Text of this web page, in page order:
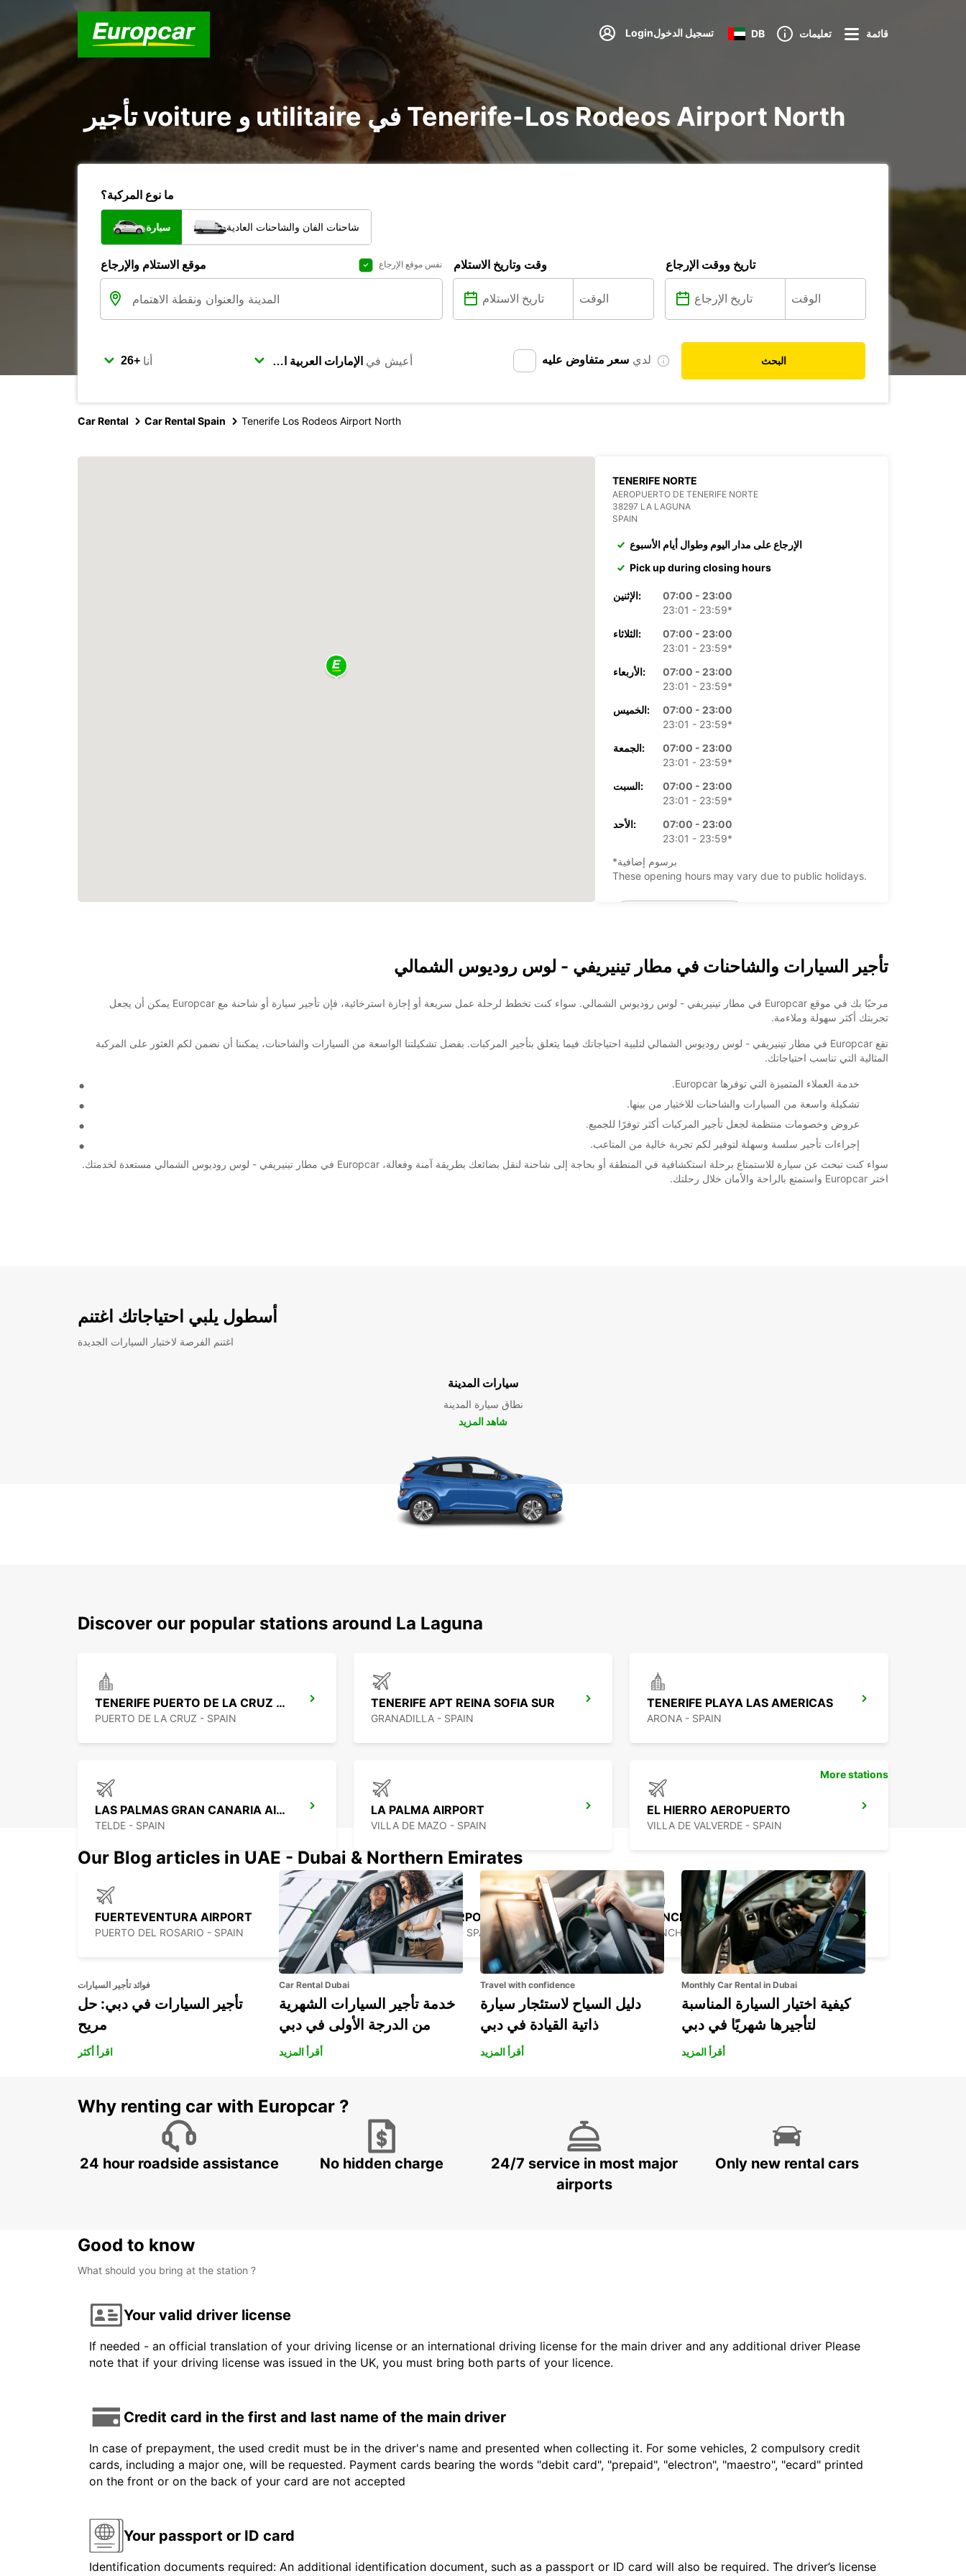
Loginتسجيل الدخول DB تعليمات قائمة
تأجير voiture و utilitaire في Tenerife-Los Rodeos Airport North
ما نوع المركبة؟
سيارة شاحنات الفان والشاحنات العادية
موقع الاستلام والإرجاع نفس موقع الإرجاع وقت وتاريخ الاستلام تاريخ ووقت الإرجاع
أنا أعيش في لدي سعر متفاوض عليه البحث
Car Rental Car Rental Spain Tenerife Los Rodeos Airport North
TENERIFE NORTE
AEROPUERTO DE TENERIFE NORTE
38297 LA LAGUNA
SPAIN
الإرجاع على مدار اليوم وطوال أيام الأسبوع
Pick up during closing hours
الإثنين:
07:00 - 23:00
23:01 - 23:59*
الثلاثاء:
07:00 - 23:00
23:01 - 23:59*
الأربعاء:
07:00 - 23:00
23:01 - 23:59*
الخميس:
07:00 - 23:00
23:01 - 23:59*
الجمعة:
07:00 - 23:00
23:01 - 23:59*
السبت:
07:00 - 23:00
23:01 - 23:59*
الأحد:
07:00 - 23:00
23:01 - 23:59*
*برسوم إضافية
These opening hours may vary due to public holidays.
خط سير الرحلة
تأجير السيارات والشاحنات في مطار تينيريفي - لوس روديوس الشمالي
مرحبًا بك في موقع Europcar في مطار تينيريفي - لوس روديوس الشمالي. سواء كنت تخطط لرحلة عمل سريعة أو إجازة استرخائية، فإن تأجير سيارة أو شاحنة مع Europcar يمكن أن يجعل
تجربتك أكثر سهولة وملاءمة.
تقع Europcar في مطار تينيريفي - لوس روديوس الشمالي لتلبية احتياجاتك فيما يتعلق بتأجير المركبات. بفضل تشكيلتنا الواسعة من السيارات والشاحنات، يمكننا أن نضمن لكم العثور على المركبة
المثالية التي تناسب احتياجاتك.
خدمة العملاء المتميزة التي توفرها Europcar.
تشكيلة واسعة من السيارات والشاحنات للاختيار من بينها.
عروض وخصومات منتظمة لجعل تأجير المركبات أكثر توفرًا للجميع.
إجراءات تأجير سلسة وسهلة لتوفير لكم تجربة خالية من المتاعب.
سواء كنت تبحث عن سيارة للاستمتاع برحلة استكشافية في المنطقة أو بحاجة إلى شاحنة لنقل بضائعك بطريقة آمنة وفعالة، Europcar في مطار تينيريفي - لوس روديوس الشمالي مستعدة لخدمتك.
اختر Europcar واستمتع بالراحة والأمان خلال رحلتك.
أسطول يلبي احتياجاتك اغتنم
اغتنم الفرصة لاختبار السيارات الجديدة
سيارات المدينة
نطاق سيارة المدينة
شاهد المزيد
Discover our popular stations around La Laguna
TENERIFE PUERTO DE LA CRUZ LA PAZ
PUERTO DE LA CRUZ - SPAIN
TENERIFE APT REINA SOFIA SUR
GRANADILLA - SPAIN
TENERIFE PLAYA LAS AMERICAS
ARONA - SPAIN
LAS PALMAS GRAN CANARIA AIRPORT
TELDE - SPAIN
LA PALMA AIRPORT
VILLA DE MAZO - SPAIN
EL HIERRO AEROPUERTO
VILLA DE VALVERDE - SPAIN
FUERTEVENTURA AIRPORT
PUERTO DEL ROSARIO - SPAIN
LANZAROTE AIRPORT
SAN BARTOLOME - SPAIN
FUNCHAL *RY*
FUNCHAL - PORTUGAL
More stations
Our Blog articles in UAE - Dubai & Northern Emirates
فوائد تأجير السيارات
تأجير السيارات في دبي: حل
مريح
اقرأ أكثر
Car Rental Dubai
خدمة تأجير السيارات الشهرية
من الدرجة الأولى في دبي
أقرأ المزيد
Travel with confidence
دليل السياح لاستئجار سيارة
ذاتية القيادة في دبي
أقرأ المزيد
Monthly Car Rental in Dubai
كيفية اختيار السيارة المناسبة
لتأجيرها شهريًا في دبي
أقرأ المزيد
Why renting car with Europcar ?
24 hour roadside assistance No hidden charge
24/7 service in most major
airports
Only new rental cars
Good to know
What should you bring at the station ?
Your valid driver license
If needed - an official translation of your driving license or an international driving license for the main driver and any additional driver Please
note that if your driving license was issued in the UK, you must bring both parts of your licence.
Credit card in the first and last name of the main driver
In case of prepayment, the used credit must be in the driver's name and presented when collecting it. For some vehicles, 2 compulsory credit
cards, including a major one, will be requested. Payment cards bearing the words "debit card", "prepaid", "electron", "maestro", "ecard" printed
on the front or on the back of your card are not accepted
Your passport or ID card
Identification documents required: An additional identification document, such as a passport or ID card will also be required. The driver’s license